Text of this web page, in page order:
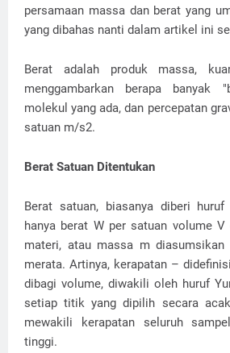
persamaan massa dan berat yang
yang dibahas nanti dalam artikel ini
Berat adalah produk massa,
menggambarkan berapa banyak
molekul yang ada, dan percepatan
satuan m/s2.
Berat Satuan Ditentukan
Berat satuan, biasanya diberi
hanya berat W per satuan volume
materi, atau massa m diasumsikan
merata. Artinya, kerapatan –
dibagi volume, diwakili oleh huruf
setiap titik yang dipilih secara
mewakili kerapatan seluruh
tinggi.